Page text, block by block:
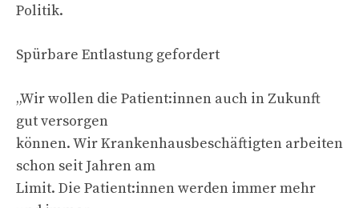
Politik.
Spürbare Entlastung gefordert
„Wir wollen die Patient:innen auch in Zukunft
gut versorgen
können. Wir Krankenhausbeschäftigten arbeiten
schon seit Jahren am
Limit. Die Patient:innen werden immer mehr